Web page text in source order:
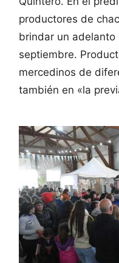
productores de
brindar un
septiembre.
mercedinos de
también en «la